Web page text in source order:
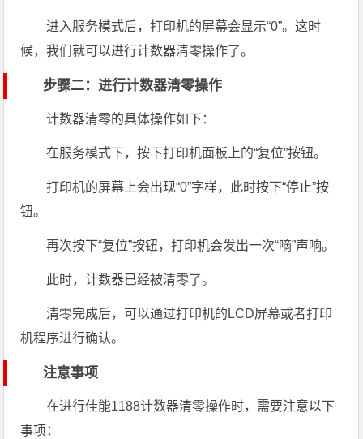
进入服务模式后，打印机的屏幕会显示“0”。这时
候，我们就可以进行计数器清零操作了。
步骤二：进行计数器清零操作
计数器清零的具体操作如下：
在服务模式下，按下打印机面板上的“复位”按钮。
打印机的屏幕上会出现“0”字样，此时按下“停止”按
钮。
再次按下“复位”按钮，打印机会发出一次“嘀”声响。
此时，计数器已经被清零了。
清零完成后，可以通过打印机的LCD屏幕或者打印
机程序进行确认。
注意事项
在进行佳能1188计数器清零操作时，需要注意以下
事项：